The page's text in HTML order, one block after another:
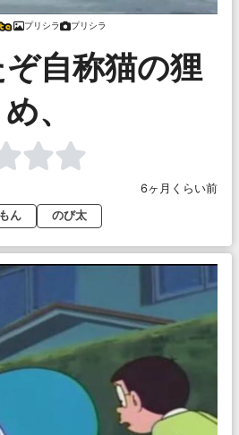
プリシラ プリシラ
自称猫の狸
め、
6ヶ月くらい前
ん のび太